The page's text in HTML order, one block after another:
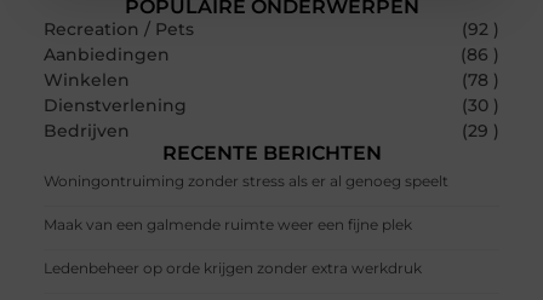
POPULAIRE ONDERWERPEN
Recreation / Pets
(92 )
Aanbiedingen
(86 )
Winkelen
(78 )
Dienstverlening
(30 )
Bedrijven
(29 )
RECENTE BERICHTEN
Woningontruiming zonder stress als er al genoeg speelt
Maak van een galmende ruimte weer een fijne plek
Ledenbeheer op orde krijgen zonder extra werkdruk